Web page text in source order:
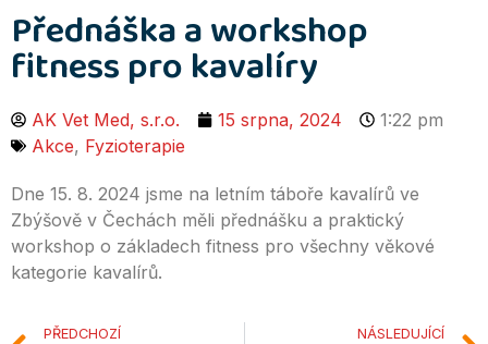
Přednáška a workshop
fitness pro kavalíry
AK Vet Med, s.r.o. 15 srpna, 2024
1:22 pm
Akce, Fyzioterapie
Dne 15. 8. 2024 jsme na letním táboře kavalírů ve
Zbýšově v Čechách měli přednášku a praktický
workshop o základech fitness pro všechny věkové
kategorie kavalírů.
PŘEDCHOZÍ NÁSLEDUJÍCÍ